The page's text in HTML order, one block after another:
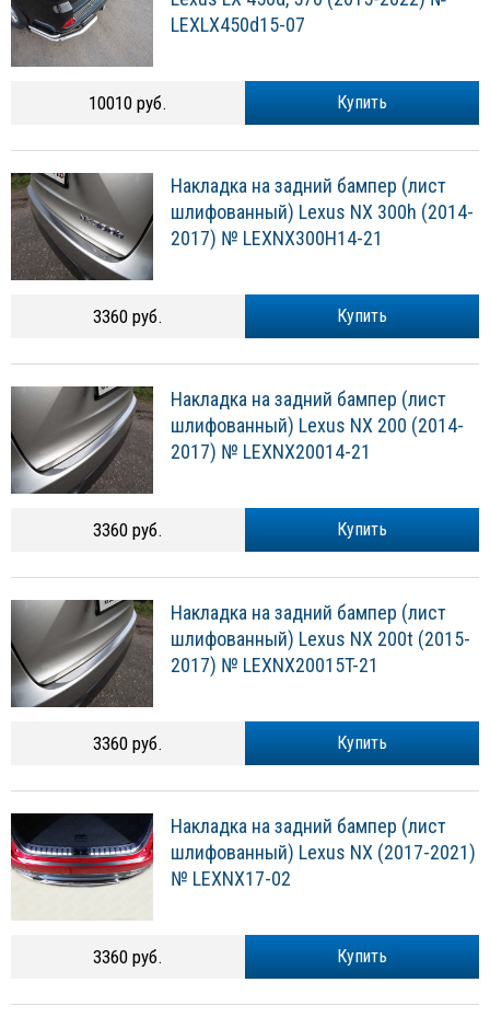
LEXLX450d15-07
Купить
10010 руб.
Накладка на задний бампер (лист
шлифованный) Lexus NX 300h (2014-
2017) № LEXNX300H14-21
Купить
3360 руб.
Накладка на задний бампер (лист
шлифованный) Lexus NX 200 (2014-
2017) № LEXNX20014-21
Купить
3360 руб.
Накладка на задний бампер (лист
шлифованный) Lexus NX 200t (2015-
2017) № LEXNX20015T-21
Купить
3360 руб.
Накладка на задний бампер (лист
шлифованный) Lexus NX (2017-2021)
№ LEXNX17-02
Купить
3360 руб.